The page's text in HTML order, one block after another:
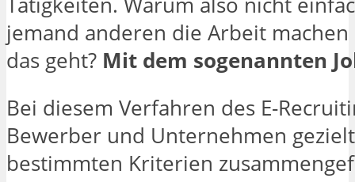
jemand anderen die Arbeit machen
das geht? Mit dem sogenannten
Bei diesem Verfahren des E-
Bewerber und Unternehmen
bestimmten Kriterien